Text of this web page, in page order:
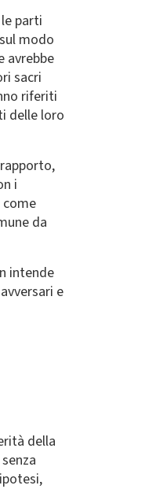
parti
modo
avrebbe
sacri
riferiti
delle loro
i
da
intende
e
della